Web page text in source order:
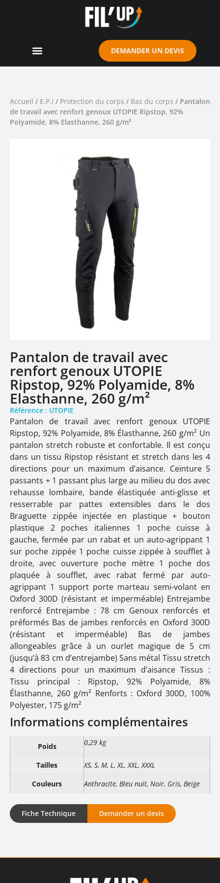
DEMANDER UN DEVIS
Accueil / E.P.I / Protection du corps / Bas du corps / Pantalon
de travail avec renfort genoux UTOPIE Ripstop, 92%
Polyamide, 8% Elasthanne, 260 g/m²
Pantalon de travail avec
renfort genoux UTOPIE
Ripstop, 92% Polyamide, 8%
Elasthanne, 260 g/m²
Référence : UTOPIE
Pantalon de travail avec renfort genoux UTOPIE
Ripstop, 92% Polyamide, 8% Élasthanne, 260 g/m² Un
pantalon stretch robuste et confortable. Il est conçu
dans un tissu Ripstop résistant et stretch dans les 4
directions pour un maximum d’aisance. Ceinture 5
passants + 1 passant plus large au milieu du dos avec
rehausse lombaire, bande élastiquée anti-glisse et
resserrable par pattes extensibles dans le dos
Braguette zippée injectée en plastique + bouton
plastique 2 poches italiennes 1 poche cuisse à
gauche, fermée par un rabat et un auto-agrippant 1
sur poche zippée 1 poche cuisse zippée à soufflet à
droite, avec ouverture poche mètre 1 poche dos
plaquée à soufflet, avec rabat fermé par auto-
agrippant 1 support porte marteau semi-volant en
Oxford 300D (résistant et imperméable) Entrejambe
renforcé Entrejambe : 78 cm Genoux renforcés et
préformés Bas de jambes renforcés en Oxford 300D
(résistant et imperméable) Bas de jambes
allongeables grâce à un ourlet magique de 5 cm
(jusqu’à 83 cm d’entrejambe) Sans métal Tissu stretch
4 directions pour un maximum d’aisance Tissus :
Tissu principal : Ripstop, 92% Polyamide, 8%
Élasthanne, 260 g/m² Renforts : Oxford 300D, 100%
Polyester, 175 g/m²
Informations complémentaires
Poids 0,29 kg
Tailles
XS, S, M, L, XL, XXL, XXXL
Couleurs
Anthracite, Bleu nuit, Noir, Gris, Beige
Fiche Technique Demander un devis
Cookies management panel